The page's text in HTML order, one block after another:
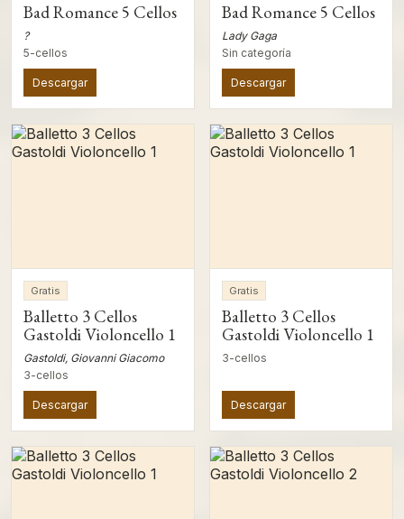
Bad Romance 5 Cellos
?
5-cellos
Descargar
Bad Romance 5 Cellos
Lady Gaga
Sin categoría
Descargar
Gratis
Balletto 3 Cellos
Gastoldi Violoncello 1
Gastoldi, Giovanni Giacomo
3-cellos
Descargar
Gratis
Balletto 3 Cellos
Gastoldi Violoncello 1
3-cellos
Descargar